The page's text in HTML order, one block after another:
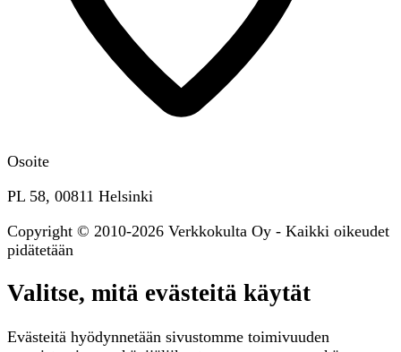
Osoite
PL 58, 00811 Helsinki
Copyright © 2010-2026 Verkkokulta Oy - Kaikki oikeudet
pidätetään
Valitse, mitä evästeitä käytät
Evästeitä hyödynnetään sivustomme toimivuuden